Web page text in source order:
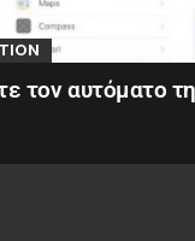
τον αυτόματο